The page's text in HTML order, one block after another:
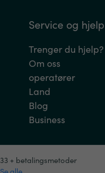
Service og hjelp
Trenger du hjelp?
Om oss
operatører
Land
Blog
Business
33 + betalingsmetoder